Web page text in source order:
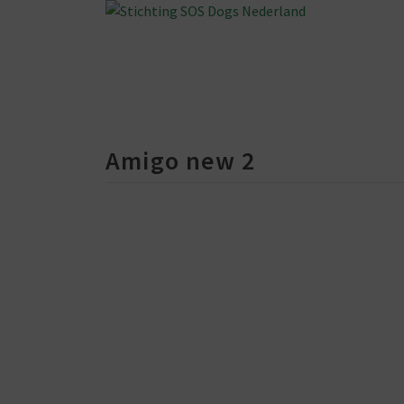
Amigo new 2